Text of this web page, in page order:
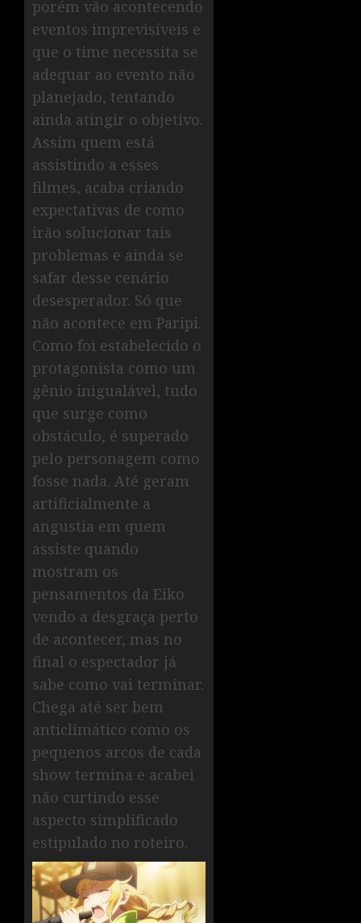
porém vão acontecendo
eventos imprevisíveis e
que o time necessita se
adequar ao evento não
planejado, tentando
ainda atingir o objetivo.
Assim quem está
assistindo a esses
filmes, acaba criando
expectativas de como
irão solucionar tais
problemas e ainda se
safar desse cenário
desesperador. Só que
não acontece em Paripi.
Como foi estabelecido o
protagonista como um
gênio inigualável, tudo
que surge como
obstáculo, é superado
pelo personagem como
fosse nada. Até geram
artificialmente a
angustia em quem
assiste quando
mostram os
pensamentos da Eiko
vendo a desgraça perto
de acontecer, mas no
final o espectador já
sabe como vai terminar.
Chega até ser bem
anticlimático como os
pequenos arcos de cada
show termina e acabei
não curtindo esse
aspecto simplificado
estipulado no roteiro.